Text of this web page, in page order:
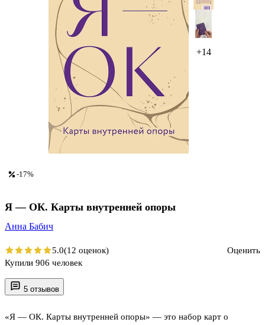
+14
5 отзывов
«Я — ОК. Карты внутренней опоры» — это набор карт о
-17%
Я — ОК. Карты внутренней опоры
Анна Бабич
5.0(12 оценок)
Оценить
Купили 906 человек